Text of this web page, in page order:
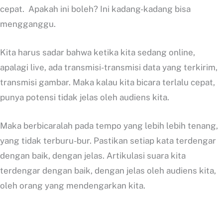
cepat. Apakah ini boleh? Ini kadang-kadang bisa
mengganggu.
Kita harus sadar bahwa ketika kita sedang online,
apalagi live, ada transmisi-transmisi data yang terkirim,
transmisi gambar. Maka kalau kita bicara terlalu cepat,
punya potensi tidak jelas oleh audiens kita.
Maka berbicaralah pada tempo yang lebih lebih tenang,
yang tidak terburu-bur. Pastikan setiap kata terdengar
dengan baik, dengan jelas. Artikulasi suara kita
terdengar dengan baik, dengan jelas oleh audiens kita,
oleh orang yang mendengarkan kita.